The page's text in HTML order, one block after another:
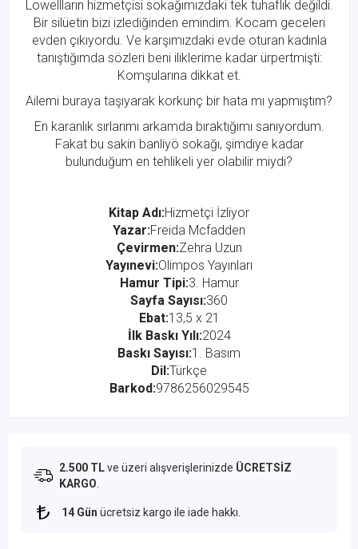
Lowellların hizmetçisi sokağımızdaki tek tuhaflık değildi.
Bir silüetin bizi izlediğinden emindim. Kocam geceleri
evden çıkıyordu. Ve karşımızdaki evde oturan kadınla
tanıştığımda sözleri beni iliklerime kadar ürpertmişti:
Komşularına dikkat et.
Ailemi buraya taşıyarak korkunç bir hata mı yapmıştım?
En karanlık sırlarımı arkamda bıraktığımı sanıyordum.
Fakat bu sakin banliyö sokağı, şimdiye kadar
bulunduğum en tehlikeli yer olabilir miydi?
Kitap Adı:Hizmetçi İzliyor
Yazar:Freida Mcfadden
Çevirmen:Zehra Uzun
Yayınevi:Olimpos Yayınları
Hamur Tipi:3. Hamur
Sayfa Sayısı:360
Ebat:13,5 x 21
İlk Baskı Yılı:2024
Baskı Sayısı:1. Basım
Dil:Türkçe
Barkod:9786256029545
2.500 TLve üzeri alışverişlerinizde ÜCRETSİZ
KARGO
14 Gün ücretsiz kargo ile iade hakkı.